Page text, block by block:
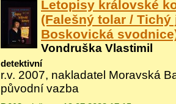
Letopisy královské
(Falešný tolar / Tichý
Boskovická
Vondruška Vlastimil
detektivní
r.v. 2007, nakladatel Moravská
původní vazba